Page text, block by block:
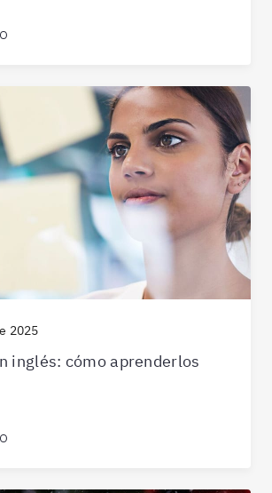
2025
inglés: cómo aprenderlos